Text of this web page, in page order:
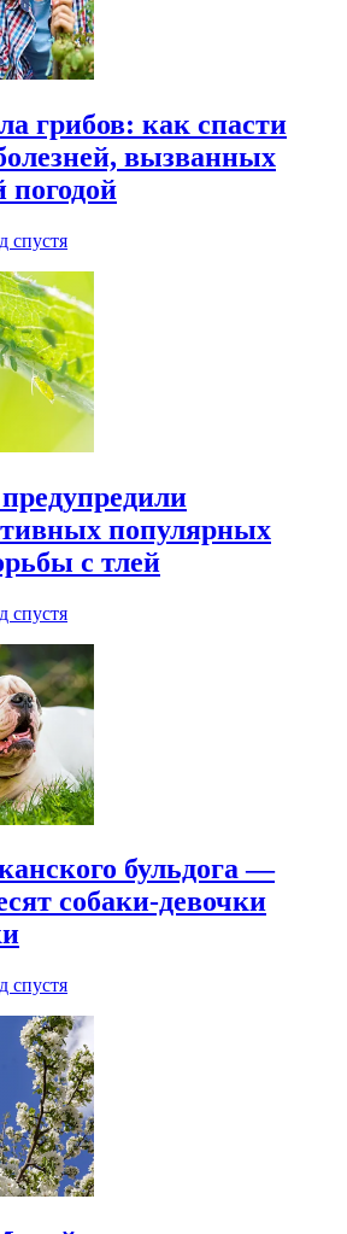
грибов: как спасти
вызванных
погодой
спустя
популярных
с тлей
спустя
бульдога —
собаки-девочки
спустя